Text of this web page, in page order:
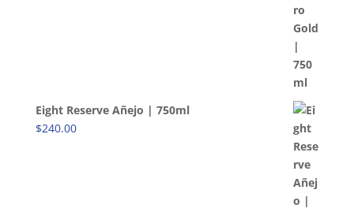
Eight Reserve Añejo | 750ml
$240.00